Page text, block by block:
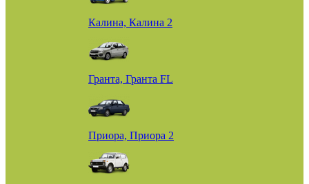
Калина, Калина 2
Гранта, Гранта FL
Приора, Приора 2